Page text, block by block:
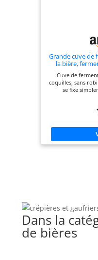
Grande cuve de
la bière,
Cuve de
coquilles, sans
se fixe
caoutchouc pour
aliments –
contenu de
pour plus de
Dans la
de bières